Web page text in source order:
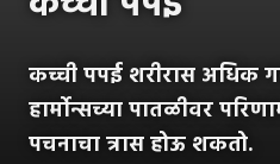
कच्ची पपई शरीरास अधिक
हार्मोन्सच्या पातळीवर
पचनाचा त्रास होऊ शकतो.